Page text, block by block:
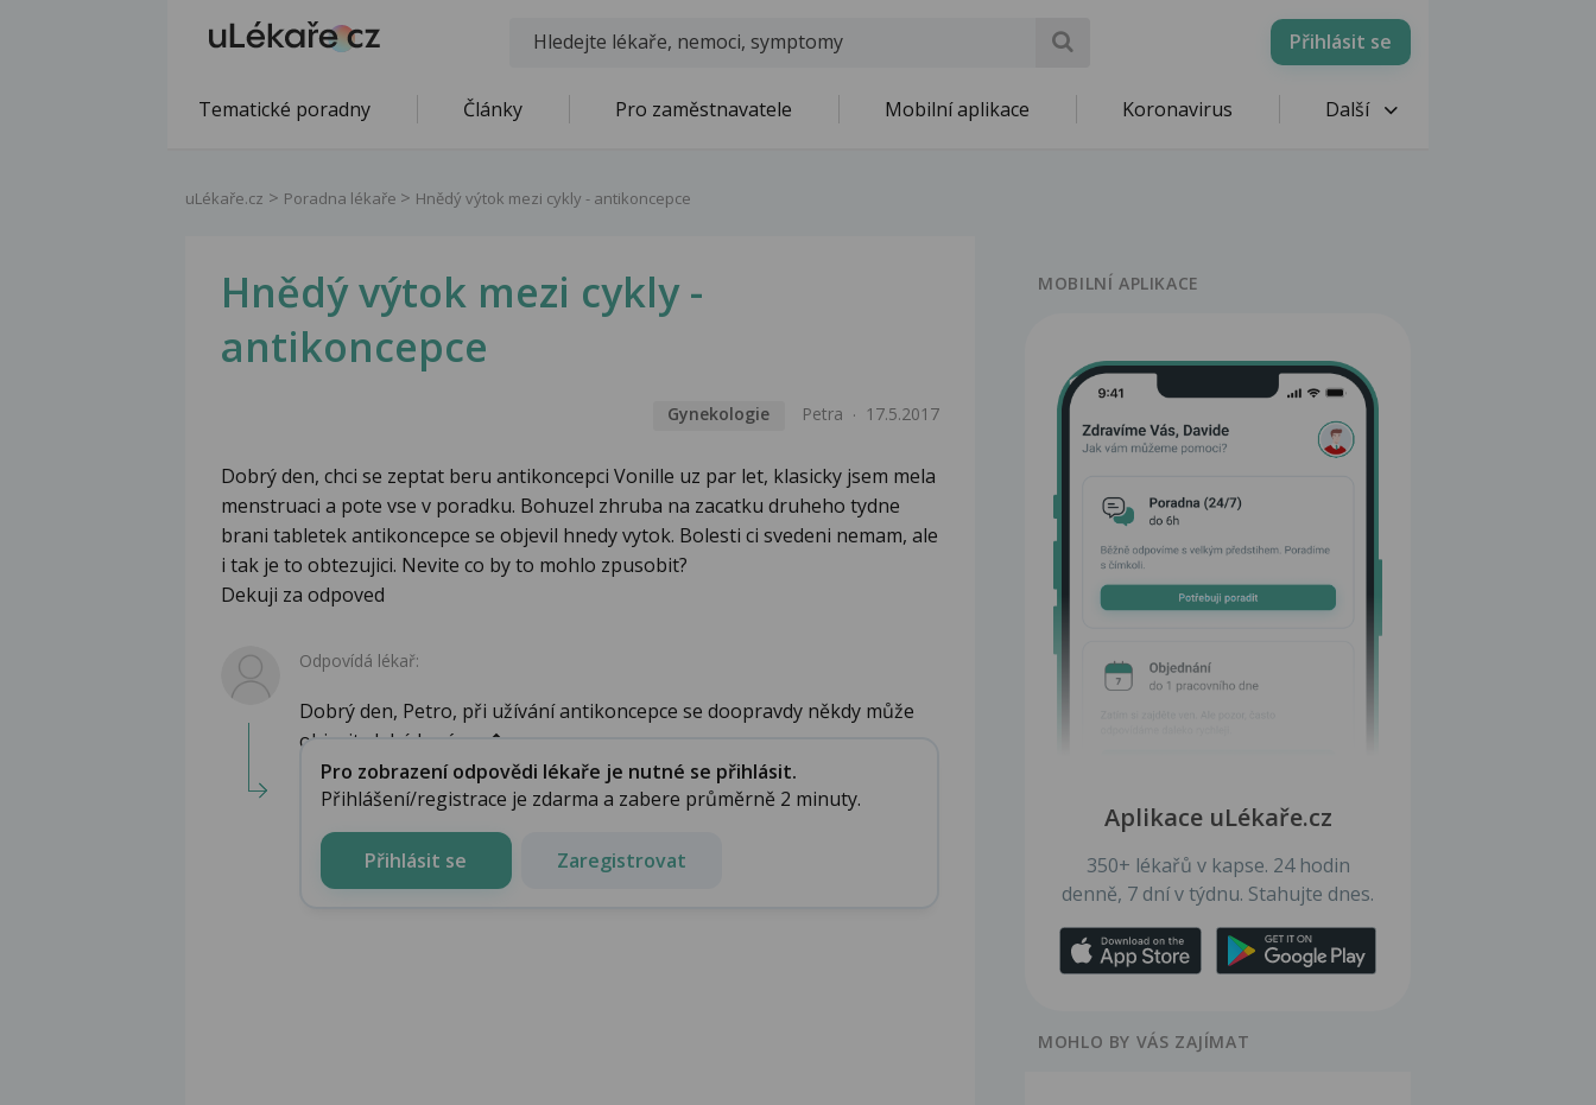
Přihlásit se
Tematické poradny Články Pro zaměstnavatele Mobilní aplikace Koronavirus Další
uLékaře.cz Poradna lékaře Hnědý výtok mezi cykly - antikoncepce
Hnědý výtok mezi cykly -
antikoncepce
Gynekologie Petra 17.5.2017
Dobrý den, chci se zeptat beru antikoncepci Vonille uz par let, klasicky jsem mela
menstruaci a pote vse v poradku. Bohuzel zhruba na zacatku druheho tydne
brani tabletek antikoncepce se objevil hnedy vytok. Bolesti ci svedeni nemam, ale
i tak je to obtezujici. Nevite co by to mohlo zpusobit?
Dekuji za odpoved
Odpovídá lékař:
Dobrý den, Petro, při užívání antikoncepce se doopravdy někdy může
objevit slabé krvácen�...
Pro zobrazení odpovědi lékaře je nutné se přihlásit.
Přihlášení/registrace je zdarma a zabere průměrně 2 minuty.
Přihlásit se Zaregistrovat
MOBILNÍ APLIKACE
Aplikace uLékaře.cz
350+ lékařů v kapse. 24 hodin
denně, 7 dní v týdnu. Stahujte dnes.
MOHLO BY VÁS ZAJÍMAT